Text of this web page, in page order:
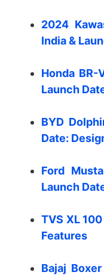
2024
India &
Honda
Launch
BYD
Date:
Ford
Launch
TVS XL
Features
Bajaj